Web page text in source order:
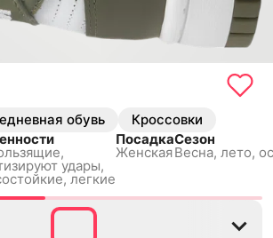
обувь
Кроссовки
удары,
легкие
Посадка
Женская
Сезон
Весна, лето,
38